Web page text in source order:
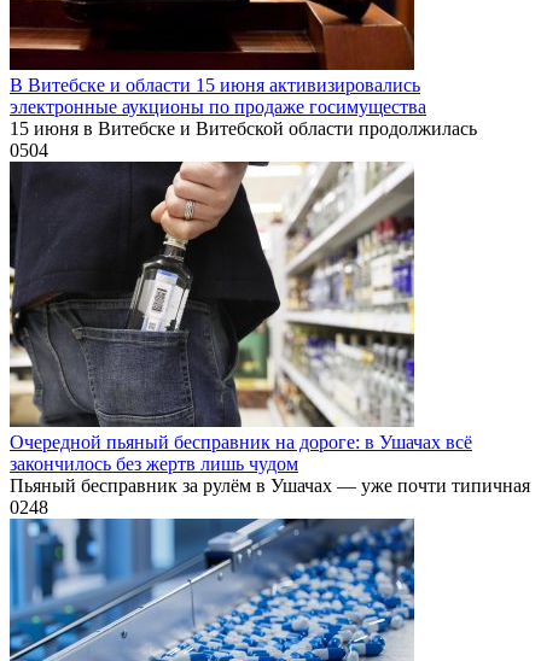
В Витебске и области 15 июня активизировались
электронные аукционы по продаже госимущества
15 июня в Витебске и Витебской области продолжилась
0504
Очередной пьяный бесправник на дороге: в Ушачах всё
закончилось без жертв лишь чудом
Пьяный бесправник за рулём в Ушачах — уже почти типичная
0248